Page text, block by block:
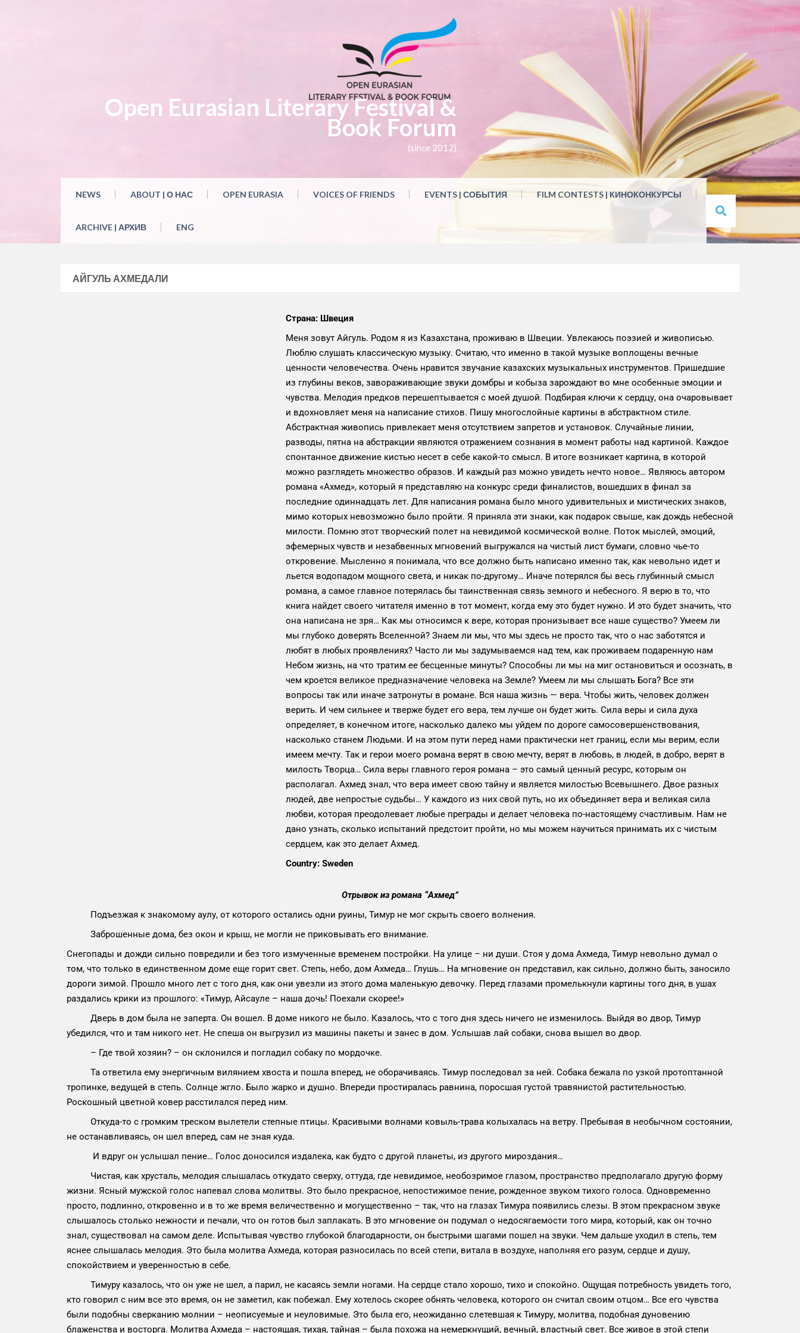
Open Eurasian Literary Festival &
Book Forum
(since 2012)
NEWS ABOUT | О НАС OPEN EURASIA VOICES OF FRIENDS EVENTS | СОБЫТИЯ FILM CONTESTS | КИНОКОНКУРСЫ
ARCHIVE | АРХИВ ENG
АЙГУЛЬ АХМЕДАЛИ
Страна: Швеция
Меня зовут Айгуль. Родом я из Казахстана, проживаю в Швеции. Увлекаюсь поэзией и живописью.
Люблю слушать классическую музыку. Считаю, что именно в такой музыке воплощены вечные
ценности человечества. Очень нравится звучание казахских музыкальных инструментов. Пришедшие
из глубины веков, завораживающие звуки домбры и кобыза зарождают во мне особенные эмоции и
чувства. Мелодия предков перешептывается с моей душой. Подбирая ключи к сердцу, она очаровывает
и вдохновляет меня на написание стихов. Пишу многослойные картины в абстрактном стиле.
Абстрактная живопись привлекает меня отсутствием запретов и установок. Случайные линии,
разводы, пятна на абстракции являются отражением сознания в момент работы над картиной. Каждое
спонтанное движение кистью несет в себе какой-то смысл. В итоге возникает картина, в которой
можно разглядеть множество образов. И каждый раз можно увидеть нечто новое… Являюсь автором
романа «Ахмед», который я представляю на конкурс среди финалистов, вошедших в финал за
последние одиннадцать лет. Для написания романа было много удивительных и мистических знаков,
мимо которых невозможно было пройти. Я приняла эти знаки, как подарок свыше, как дождь небесной
милости. Помню этот творческий полет на невидимой космической волне. Поток мыслей, эмоций,
эфемерных чувств и незабвенных мгновений выгружался на чистый лист бумаги, словно чье-то
откровение. Мысленно я понимала, что все должно быть написано именно так, как невольно идет и
льется водопадом мощного света, и никак по-другому… Иначе потерялся бы весь глубинный смысл
романа, а самое главное потерялась бы таинственная связь земного и небесного. Я верю в то, что
книга найдет своего читателя именно в тот момент, когда ему это будет нужно. И это будет значить, что
она написана не зря… Как мы относимся к вере, которая пронизывает все наше существо? Умеем ли
мы глубоко доверять Вселенной? Знаем ли мы, что мы здесь не просто так, что о нас заботятся и
любят в любых проявлениях? Часто ли мы задумываемся над тем, как проживаем подаренную нам
Небом жизнь, на что тратим ее бесценные минуты? Способны ли мы на миг остановиться и осознать, в
чем кроется великое предназначение человека на Земле? Умеем ли мы слышать Бога? Все эти
вопросы так или иначе затронуты в романе. Вся наша жизнь — вера. Чтобы жить, человек должен
верить. И чем сильнее и тверже будет его вера, тем лучше он будет жить. Сила веры и сила духа
определяет, в конечном итоге, насколько далеко мы уйдем по дороге самосовершенствования,
насколько станем Людьми. И на этом пути перед нами практически нет границ, если мы верим, если
имеем мечту. Так и герои моего романа верят в свою мечту, верят в любовь, в людей, в добро, верят в
милость Творца… Сила веры главного героя романа – это самый ценный ресурс, которым он
располагал. Ахмед знал, что вера имеет свою тайну и является милостью Всевышнего. Двое разных
людей, две непростые судьбы… У каждого из них свой путь, но их объединяет вера и великая сила
любви, которая преодолевает любые преграды и делает человека по-настоящему счастливым. Нам не
дано узнать, сколько испытаний предстоит пройти, но мы можем научиться принимать их с чистым
сердцем, как это делает Ахмед.
Country: Sweden
Отрывок из романа “Ахмед”
Подъезжая к знакомому аулу, от которого остались одни руины, Тимур не мог скрыть своего волнения.
Заброшенные дома, без окон и крыш, не могли не приковывать его внимание.
Снегопады и дожди сильно повредили и без того измученные временем постройки. На улице – ни души. Стоя у дома Ахмеда, Тимур невольно думал о
том, что только в единственном доме еще горит свет. Степь, небо, дом Ахмеда… Глушь… На мгновение он представил, как сильно, должно быть, заносило
дороги зимой. Прошло много лет с того дня, как они увезли из этого дома маленькую девочку. Перед глазами промелькнули картины того дня, в ушах
раздались крики из прошлого: «Тимур, Айсауле – наша дочь! Поехали скорее!»
Дверь в дом была не заперта. Он вошел. В доме никого не было. Казалось, что с того дня здесь ничего не изменилось. Выйдя во двор, Тимур
убедился, что и там никого нет. Не спеша он выгрузил из машины пакеты и занес в дом. Услышав лай собаки, снова вышел во двор.
– Где твой хозяин? – он склонился и погладил собаку по мордочке.
Та ответила ему энергичным вилянием хвоста и пошла вперед, не оборачиваясь. Тимур последовал за ней. Собака бежала по узкой протоптанной
тропинке, ведущей в степь. Солнце жгло. Было жарко и душно. Впереди простиралась равнина, поросшая густой травянистой растительностью.
Роскошный цветной ковер расстилался перед ним.
Откуда-то с громким треском вылетели степные птицы. Красивыми волнами ковыль-трава колыхалась на ветру. Пребывая в необычном состоянии,
не останавливаясь, он шел вперед, сам не зная куда.
И вдруг он услышал пение… Голос доносился издалека, как будто с другой планеты, из другого мироздания…
Чистая, как хрусталь, мелодия слышалась откудато сверху, оттуда, где невидимое, необозримое глазом, пространство предполагало другую форму
жизни. Ясный мужской голос напевал слова молитвы. Это было прекрасное, непостижимое пение, рожденное звуком тихого голоса. Одновременно
просто, подлинно, откровенно и в то же время величественно и могущественно – так, что на глазах Тимура появились слезы. В этом прекрасном звуке
слышалось столько нежности и печали, что он готов был заплакать. В это мгновение он подумал о недосягаемости того мира, который, как он точно
знал, существовал на самом деле. Испытывая чувство глубокой благодарности, он быстрыми шагами пошел на звуки. Чем дальше уходил в степь, тем
яснее слышалась мелодия. Это была молитва Ахмеда, которая разносилась по всей степи, витала в воздухе, наполняя его разум, сердце и душу,
спокойствием и уверенностью в себе.
Тимуру казалось, что он уже не шел, а парил, не касаясь земли ногами. На сердце стало хорошо, тихо и спокойно. Ощущая потребность увидеть того,
кто говорил с ним все это время, он не заметил, как побежал. Ему хотелось скорее обнять человека, которого он считал своим отцом… Все его чувства
были подобны сверканию молнии – неописуемые и неуловимые. Это была его, неожиданно слетевшая к Тимуру, молитва, подобная дуновению
блаженства и восторга. Молитва Ахмеда – настоящая, тихая, тайная – была похожа на немеркнущий, вечный, властный свет. Все живое в этой степи